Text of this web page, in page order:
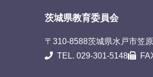
茨城県教育委員会
〒310-8588茨城県水戸市笠
TEL. 029-301-5148